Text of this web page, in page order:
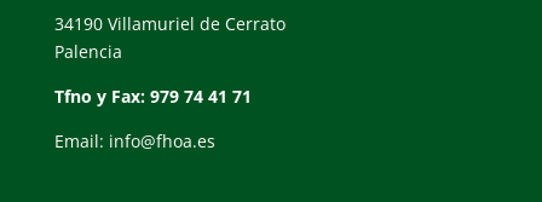
34190 Villamuriel de Cerrato
Palencia
Tfno y Fax: 979 74 41 71
Email: info@fhoa.es